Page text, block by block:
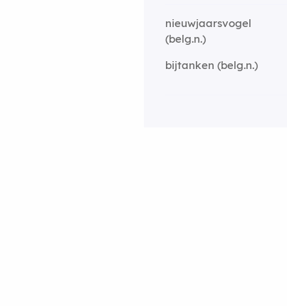
nieuwjaarsvogel
(belg.n.)
bijtanken (belg.n.)